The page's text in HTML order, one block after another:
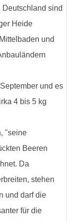
sind
Heide
und
und es
4 bis 5 kg
"seine
Beeren
Da
stehen
und darf die
für die